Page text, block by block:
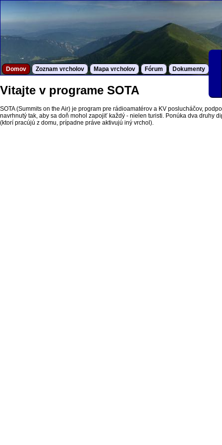
Domov Zoznam vrcholov Mapa vrcholov Fórum Dokumenty
Vitajte v programe SOTA
SOTA (Summits on the Air) je program pre rádioamatérov a KV poslucháčov,
navrhnutý tak, aby sa doň mohol zapojiť každý - nielen turisti. Ponúka dva druhy
(ktorí pracújú z domu, prípadne práve aktivujú iný vrchol).